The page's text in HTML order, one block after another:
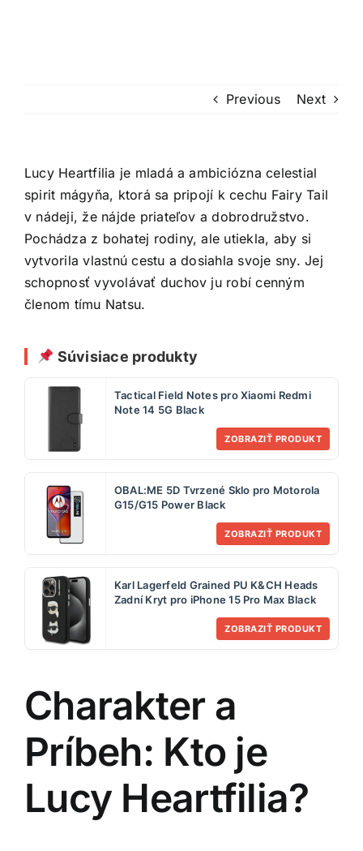
Previous Next
Lucy Heartfilia je mladá a ambiciózna celestial
spirit mágyňa, ktorá sa pripojí k cechu Fairy Tail
v nádeji, že nájde priateľov a dobrodružstvo.
Pochádza z bohatej rodiny, ale utiekla, aby si
vytvorila vlastnú cestu a dosiahla svoje sny. Jej
schopnosť vyvolávať duchov ju robí cenným
členom tímu Natsu.
Súvisiace produkty
Tactical Field Notes pro Xiaomi Redmi
Note 14 5G Black
ZOBRAZIŤ PRODUKT
OBAL:ME 5D Tvrzené Sklo pro Motorola
G15/G15 Power Black
ZOBRAZIŤ PRODUKT
Karl Lagerfeld Grained PU K&CH Heads
Zadní Kryt pro iPhone 15 Pro Max Black
ZOBRAZIŤ PRODUKT
Charakter a
Príbeh: Kto je
Lucy Heartfilia?